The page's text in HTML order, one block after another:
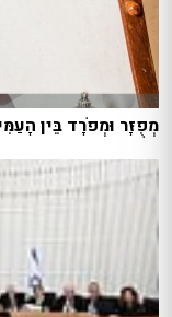
מְפֻזָּר וּמְפֹרָד בֵּין